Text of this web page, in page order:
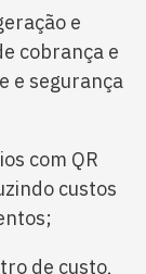
e
cobrança e
e segurança
com QR
custos
de custo,